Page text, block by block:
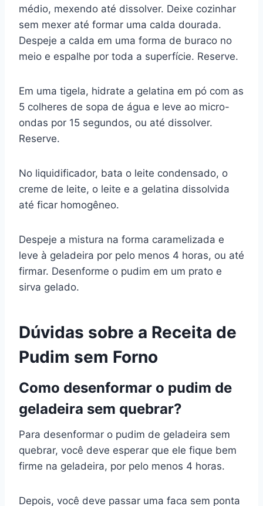
médio, mexendo até dissolver. Deixe cozinhar
sem mexer até formar uma calda dourada.
Despeje a calda em uma forma de buraco no
meio e espalhe por toda a superfície. Reserve.
Em uma tigela, hidrate a gelatina em pó com as
5 colheres de sopa de água e leve ao micro-
ondas por 15 segundos, ou até dissolver.
Reserve.
No liquidificador, bata o leite condensado, o
creme de leite, o leite e a gelatina dissolvida
até ficar homogêneo.
Despeje a mistura na forma caramelizada e
leve à geladeira por pelo menos 4 horas, ou até
firmar. Desenforme o pudim em um prato e
sirva gelado.
Dúvidas sobre a Receita de
Pudim sem Forno
Como desenformar o pudim de
geladeira sem quebrar?
Para desenformar o pudim de geladeira sem
quebrar, você deve esperar que ele fique bem
firme na geladeira, por pelo menos 4 horas.
Depois, você deve passar uma faca sem ponta